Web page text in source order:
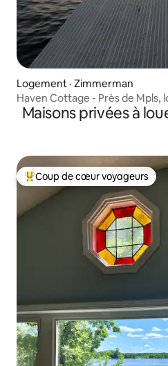
Logement · Zimmerman
Haven Cottage - Près de Mpls,
Maisons privées à
Coup de cœur voyageurs
Coup de cœur voyageurs